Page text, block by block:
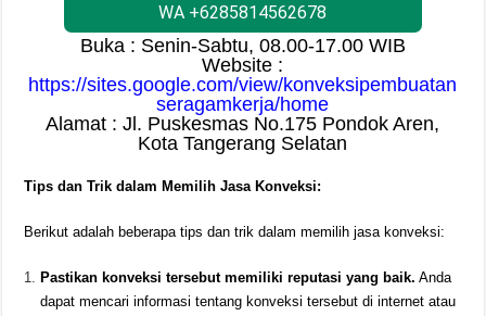
WA +6285814562678
Buka : Senin-Sabtu, 08.00-17.00 WIB
Website :
https://sites.google.com/view/konveksipembuatan
seragamkerja/home
Alamat : Jl. Puskesmas No.175 Pondok Aren,
Kota Tangerang Selatan
Tips dan Trik dalam Memilih Jasa Konveksi:
Berikut adalah beberapa tips dan trik dalam memilih jasa konveksi:
Pastikan konveksi tersebut memiliki reputasi yang baik. Anda
dapat mencari informasi tentang konveksi tersebut di internet atau